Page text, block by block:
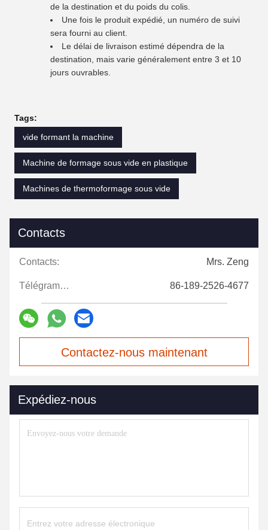
de la destination et du poids du colis.
Une fois le produit expédié, un numéro de suivi
sera fourni au client.
Le délai de livraison estimé dépendra de la
destination, mais varie généralement entre 3 et 10
jours ouvrables.
Tags:
vide formant la machine
Machine de formage sous vide en plastique
Machines de thermoformage sous vide
Contacts
Contacts: Mrs. Zeng
Télégramme: 86-189-2526-4677
Contactez-nous maintenant
Expédiez-nous